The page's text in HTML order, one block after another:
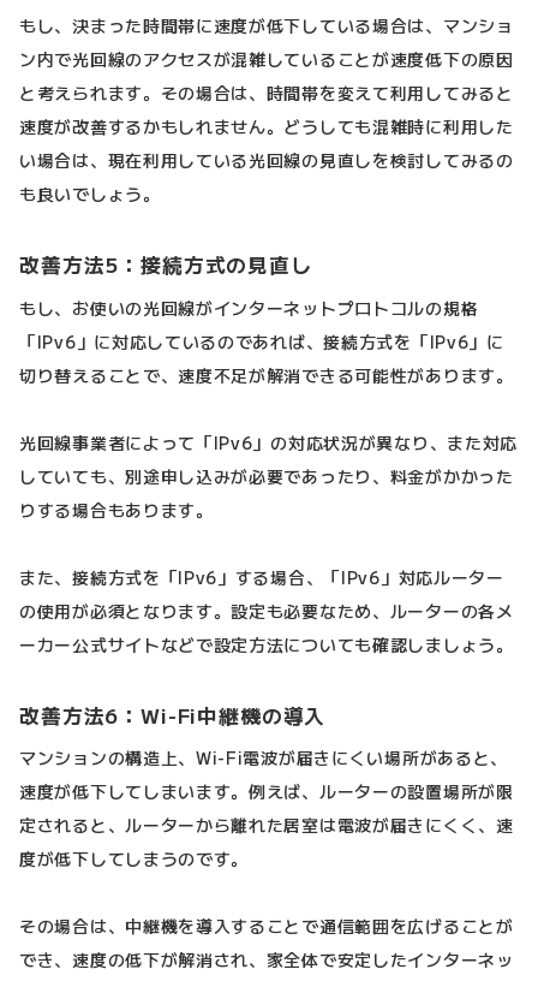
もし、決まった時間帯に速度が低下している場合は、マンショ
ン内で光回線のアクセスが混雑していることが速度低下の原因
と考えられます。その場合は、時間帯を変えて利用してみると
速度が改善するかもしれません。どうしても混雑時に利用した
い場合は、現在利用している光回線の見直しを検討してみるの
も良いでしょう。
改善方法5：接続方式の見直し
もし、お使いの光回線がインターネットプロトコルの規格
「IPv6」に対応しているのであれば、接続方式を「IPv6」に
切り替えることで、速度不足が解消できる可能性があります。
光回線事業者によって「IPv6」の対応状況が異なり、また対応
していても、別途申し込みが必要であったり、料金がかかった
りする場合もあります。
また、接続方式を「IPv6」する場合、「IPv6」対応ルーター
の使用が必須となります。設定も必要なため、ルーターの各メ
ーカー公式サイトなどで設定方法についても確認しましょう。
改善方法6：Wi-Fi中継機の導入
マンションの構造上、Wi-Fi電波が届きにくい場所があると、
速度が低下してしまいます。例えば、ルーターの設置場所が限
定されると、ルーターから離れた居室は電波が届きにくく、速
度が低下してしまうのです。
その場合は、中継機を導入することで通信範囲を広げることが
でき、速度の低下が解消され、家全体で安定したインターネッ